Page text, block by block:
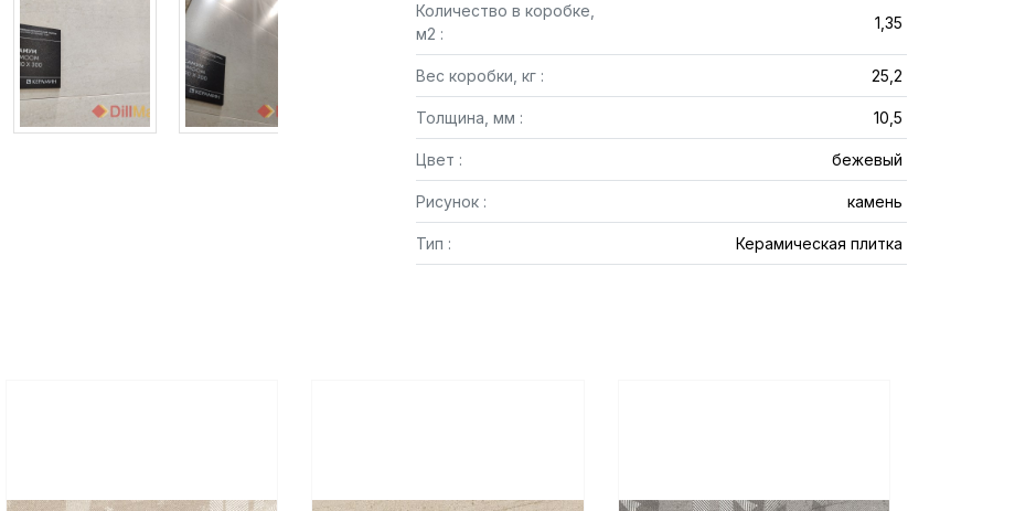
Количество в коробке,
м2 :
1,35
Вес коробки, кг : 25,2
Толщина, мм : 10,5
Цвет : бежевый
Рисунок : камень
Тип : Керамическая плитка